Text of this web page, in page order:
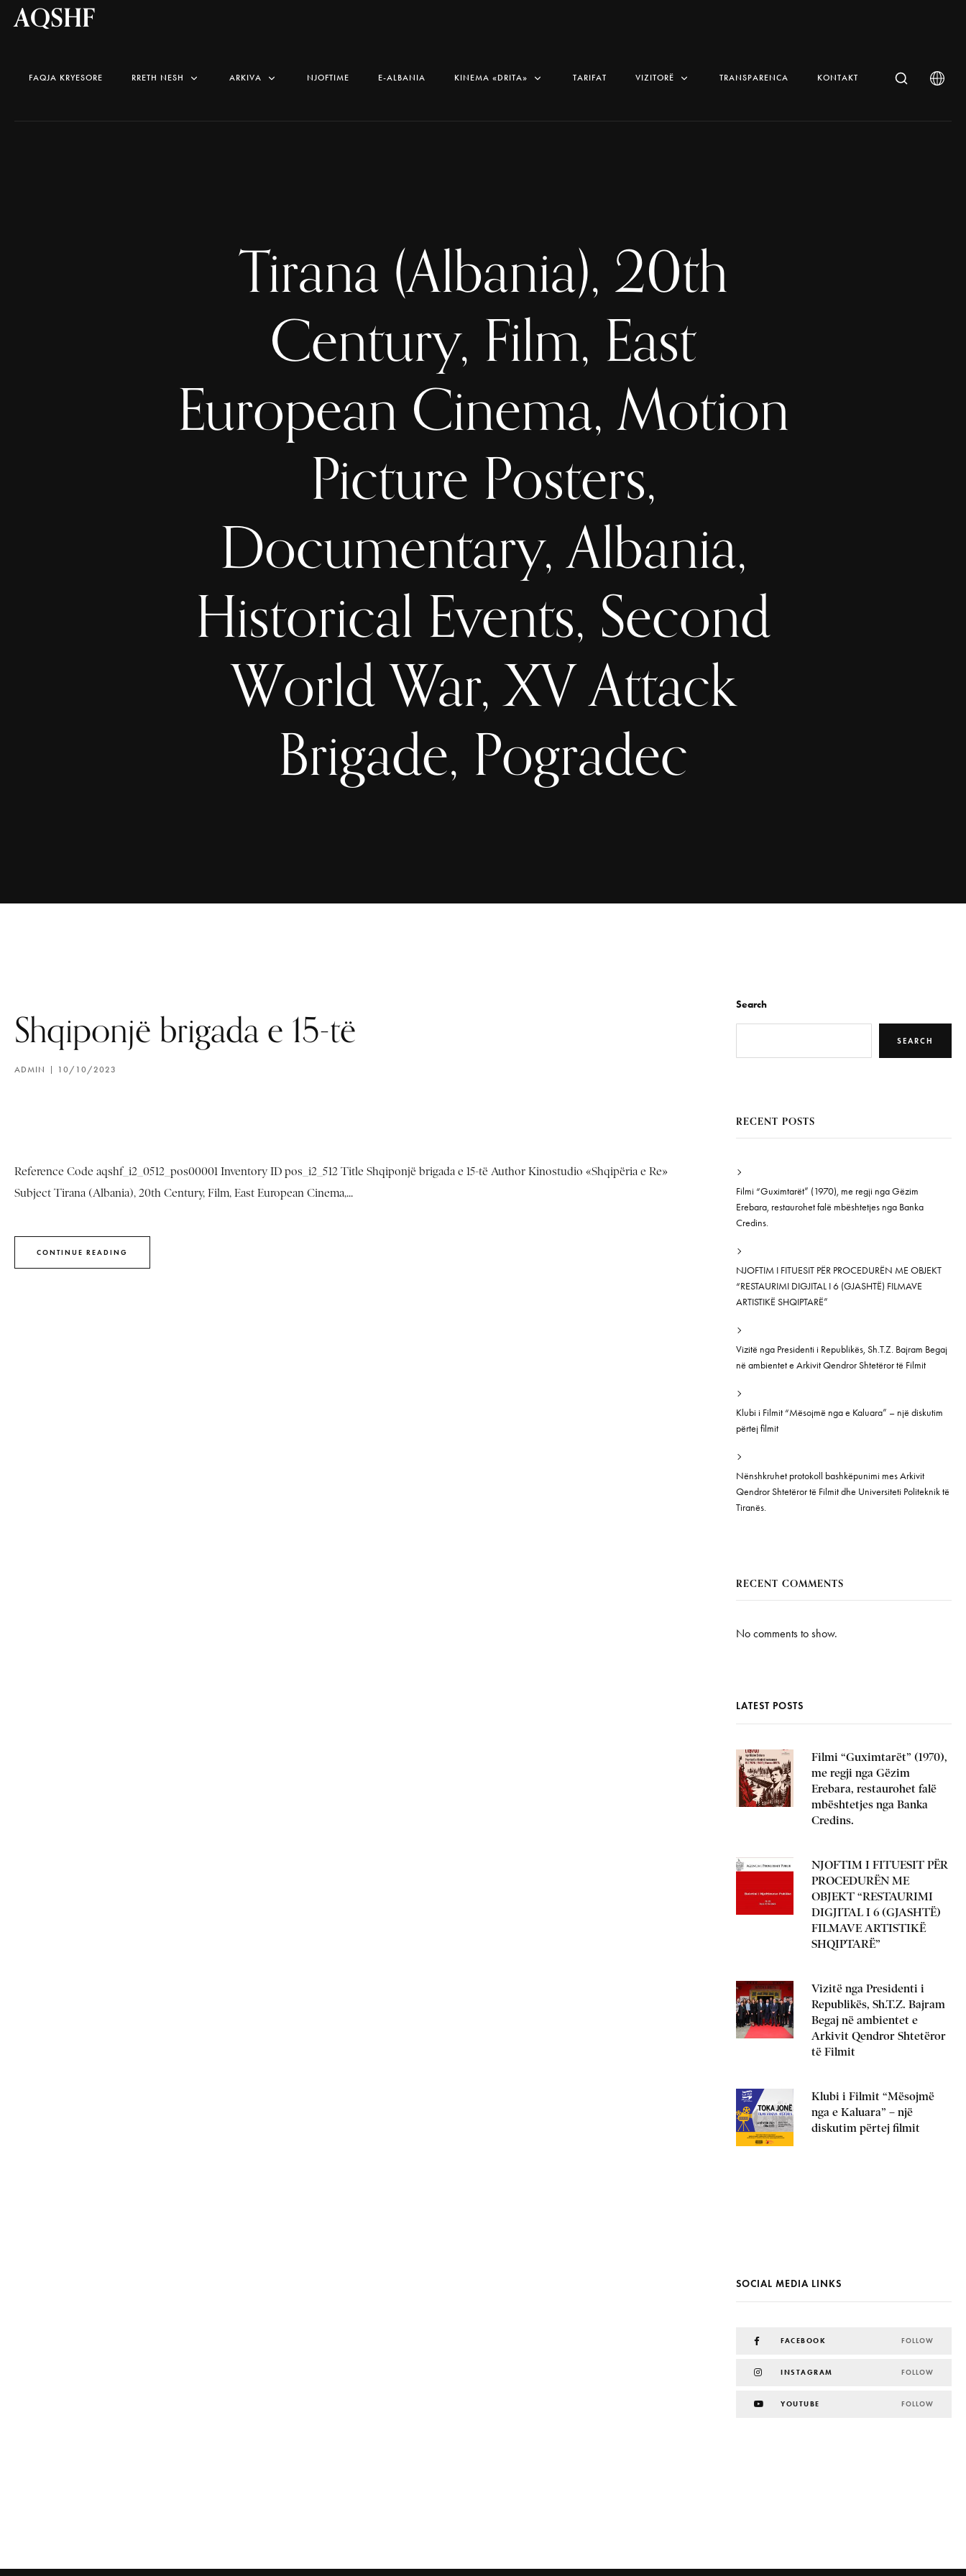
AQSHF
FAQJA KRYESORE RRETH NESH ARKIVA NJOFTIME E-ALBANIA KINEMA «DRITA» TARIFAT VIZITORË TRANSPARENCA KONTAKT
Tirana (Albania), 20th
Century, Film, East
European Cinema, Motion
Picture Posters,
Documentary, Albania,
Historical Events, Second
World War, XV Attack
Brigade, Pogradec
Shqiponjë brigada e 15-të
ADMIN 10/10/2023
Reference Code aqshf_i2_0512_pos00001 Inventory ID pos_i2_512 Title Shqiponjë brigada e 15-të Author Kinostudio «Shqipëria e Re»
Subject Tirana (Albania), 20th Century, Film, East European Cinema,...
CONTINUE READING
Search
SEARCH
RECENT POSTS
Filmi “Guximtarët” (1970), me regji nga Gëzim
Erebara, restaurohet falë mbështetjes nga Banka
Credins.
NJOFTIM I FITUESIT PËR PROCEDURËN ME OBJEKT
“RESTAURIMI DIGJITAL I 6 (GJASHTË) FILMAVE
ARTISTIKË SHQIPTARË”
Vizitë nga Presidenti i Republikës, Sh.T.Z. Bajram Begaj
në ambientet e Arkivit Qendror Shtetëror të Filmit
Klubi i Filmit “Mësojmë nga e Kaluara” – një diskutim
përtej filmit
Nënshkruhet protokoll bashkëpunimi mes Arkivit
Qendror Shtetëror të Filmit dhe Universiteti Politeknik të
Tiranës.
RECENT COMMENTS
No comments to show.
LATEST POSTS
Filmi “Guximtarët” (1970),
me regji nga Gëzim
Erebara, restaurohet falë
mbështetjes nga Banka
Credins.
NJOFTIM I FITUESIT PËR
PROCEDURËN ME
OBJEKT “RESTAURIMI
DIGJITAL I 6 (GJASHTË)
FILMAVE ARTISTIKË
SHQIPTARË”
Vizitë nga Presidenti i
Republikës, Sh.T.Z. Bajram
Begaj në ambientet e
Arkivit Qendror Shtetëror
të Filmit
Klubi i Filmit “Mësojmë
nga e Kaluara” – një
diskutim përtej filmit
SOCIAL MEDIA LINKS
FACEBOOK FOLLOW
INSTAGRAM FOLLOW
YOUTUBE FOLLOW